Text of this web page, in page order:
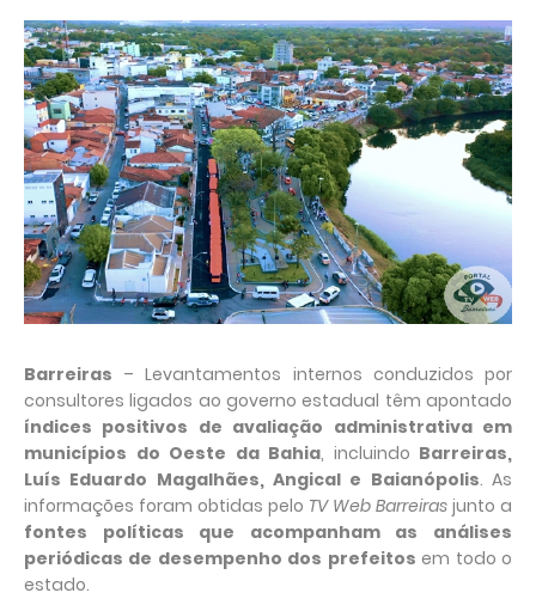
Barreiras – Levantamentos internos conduzidos por
consultores ligados ao governo estadual têm apontado
índices positivos de avaliação administrativa em
municípios do Oeste da Bahia, incluindo Barreiras,
Luís Eduardo Magalhães, Angical e Baianópolis. As
informações foram obtidas pelo TV Web Barreiras junto a
fontes políticas que acompanham as análises
periódicas de desempenho dos prefeitos em todo o
estado.